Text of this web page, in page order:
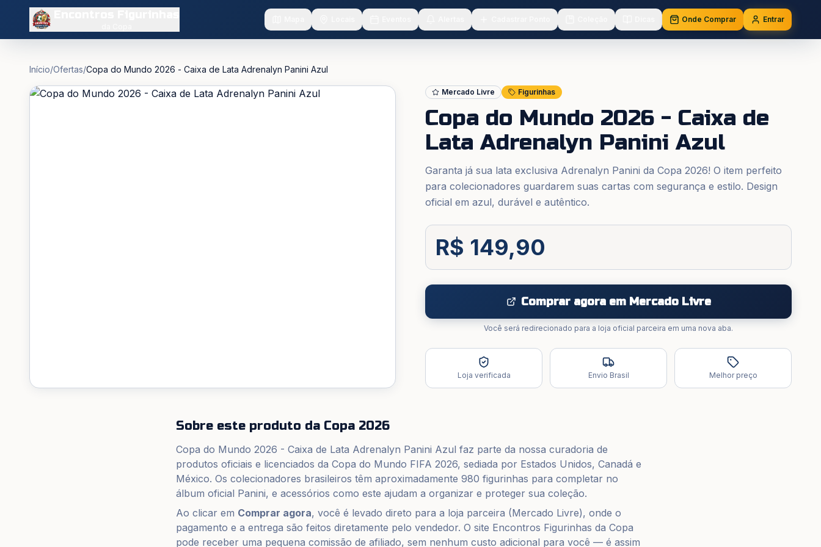
Onde Comprar Entrar
Início/Ofertas/Copa do Mundo 2026 - Caixa de Lata Adrenalyn Panini Azul
Mercado Livre Figurinhas
Copa do Mundo 2026 - Caixa de
Lata Adrenalyn Panini Azul
Garanta já sua lata exclusiva Adrenalyn Panini da Copa 2026! O item perfeito
para colecionadores guardarem suas cartas com segurança e estilo. Design
oficial em azul, durável e autêntico.
R$ 149,90
Comprar agora em Mercado Livre
Você será redirecionado para a loja oficial parceira em uma nova aba.
Loja verificada Envio Brasil Melhor preço
Sobre este produto da Copa 2026
Copa do Mundo 2026 - Caixa de Lata Adrenalyn Panini Azul faz parte da nossa curadoria de
produtos oficiais e licenciados da Copa do Mundo FIFA 2026, sediada por Estados Unidos, Canadá e
México. Os colecionadores brasileiros têm aproximadamente 980 figurinhas para completar no
álbum oficial Panini, e acessórios como este ajudam a organizar e proteger sua coleção.
Ao clicar em Comprar agora, você é levado direto para a loja parceira (Mercado Livre), onde o
pagamento e a entrega são feitos diretamente pelo vendedor. O site Encontros Figurinhas da Copa
pode receber uma pequena comissão de afiliado, sem nenhum custo adicional para você — é assim